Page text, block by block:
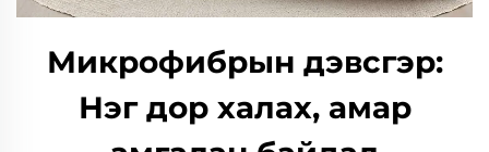
Микрофибрын дэвсгэр:
Нэг дор халах, амар